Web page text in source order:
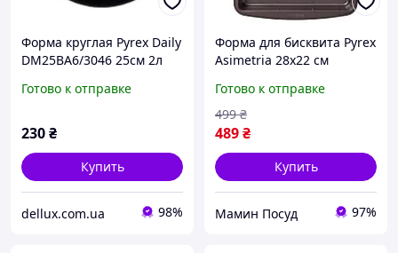
Форма круглая Pyrex Daily
DM25BA6/3046 25см 2л
Готово к отправке
230₴
Купить
dellux.com.ua 98%
Форма для бисквита Pyrex
Asimetria 28х22 см
Готово к отправке
489₴
499 ₴
Купить
Мамин Посуд 97%